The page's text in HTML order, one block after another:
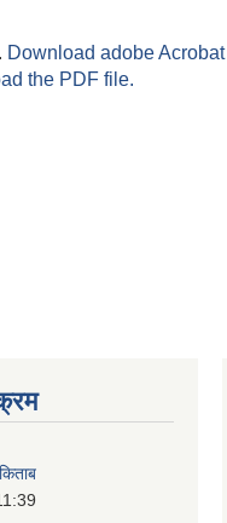
Download adobe Acrobat
the PDF file.